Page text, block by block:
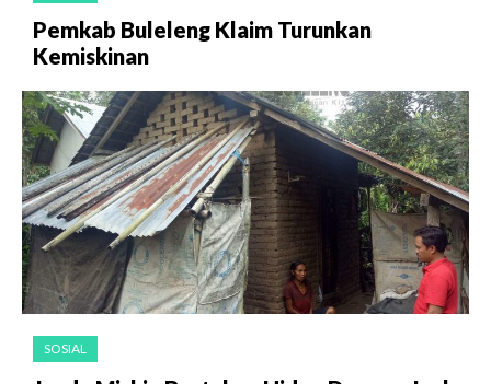
Pemkab Buleleng Klaim Turunkan
Kemiskinan
SOSIAL